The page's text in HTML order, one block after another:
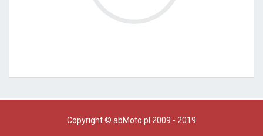
Copyright © abMoto.pl 2009 - 2019